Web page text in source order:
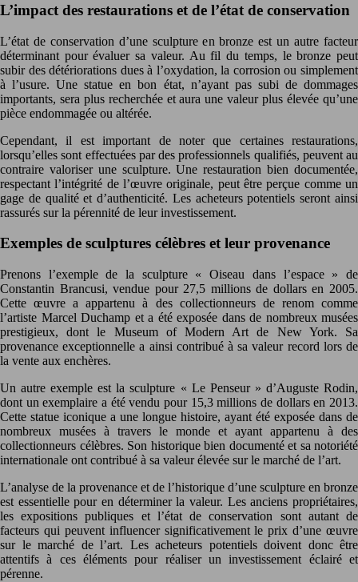
L’impact des restaurations et de l’état de conservation
L’état de conservation d’une sculpture en bronze est un autre facteur
déterminant pour évaluer sa valeur. Au fil du temps, le bronze peut
subir des détériorations dues à l’oxydation, la corrosion ou simplement
à l’usure. Une statue en bon état, n’ayant pas subi de dommages
importants, sera plus recherchée et aura une valeur plus élevée qu’une
pièce endommagée ou altérée.
Cependant, il est important de noter que certaines restaurations,
lorsqu’elles sont effectuées par des professionnels qualifiés, peuvent au
contraire valoriser une sculpture. Une restauration bien documentée,
respectant l’intégrité de l’œuvre originale, peut être perçue comme un
gage de qualité et d’authenticité. Les acheteurs potentiels seront ainsi
rassurés sur la pérennité de leur investissement.
Exemples de sculptures célèbres et leur provenance
Prenons l’exemple de la sculpture « Oiseau dans l’espace » de
Constantin Brancusi, vendue pour 27,5 millions de dollars en 2005.
Cette œuvre a appartenu à des collectionneurs de renom comme
l’artiste Marcel Duchamp et a été exposée dans de nombreux musées
prestigieux, dont le Museum of Modern Art de New York. Sa
provenance exceptionnelle a ainsi contribué à sa valeur record lors de
la vente aux enchères.
Un autre exemple est la sculpture « Le Penseur » d’Auguste Rodin,
dont un exemplaire a été vendu pour 15,3 millions de dollars en 2013.
Cette statue iconique a une longue histoire, ayant été exposée dans de
nombreux musées à travers le monde et ayant appartenu à des
collectionneurs célèbres. Son historique bien documenté et sa notoriété
internationale ont contribué à sa valeur élevée sur le marché de l’art.
L’analyse de la provenance et de l’historique d’une sculpture en bronze
est essentielle pour en déterminer la valeur. Les anciens propriétaires,
les expositions publiques et l’état de conservation sont autant de
facteurs qui peuvent influencer significativement le prix d’une œuvre
sur le marché de l’art. Les acheteurs potentiels doivent donc être
attentifs à ces éléments pour réaliser un investissement éclairé et
pérenne.